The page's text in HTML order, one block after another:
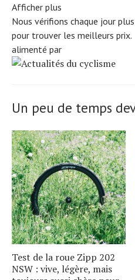
Afficher plus
Nous vérifions chaque jour
pour trouver les meilleurs prix.
alimenté par
Un peu de temps
Test de la roue Zipp 202
NSW : vive, légère, mais